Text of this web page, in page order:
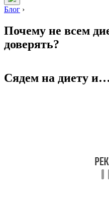
Блог ›
Почему не всем
доверять?
Сядем на диету